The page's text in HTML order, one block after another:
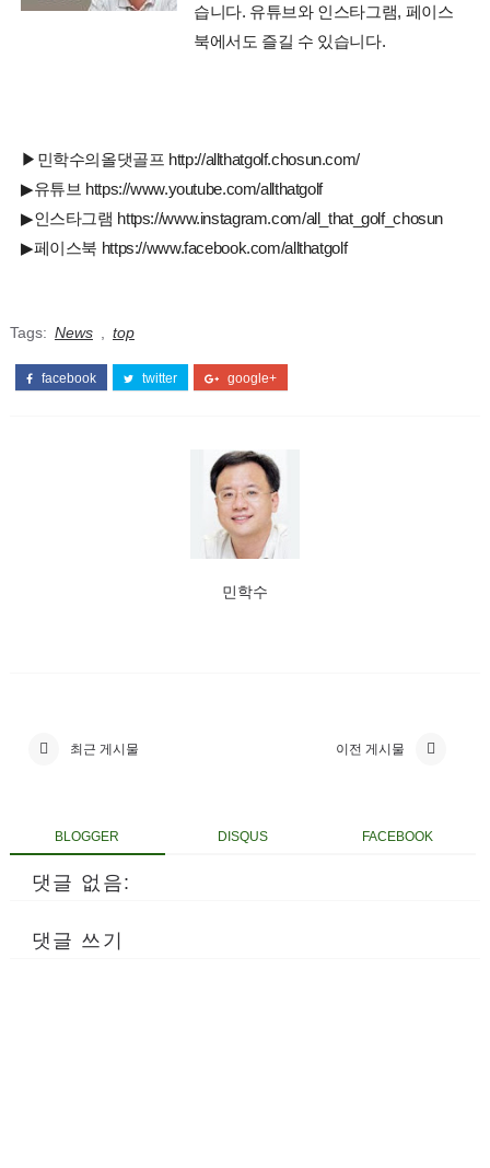
습니다. 유튜브와 인스타그램, 페이스
북에서도 즐길 수 있습니다.
▶민학수의올댓골프 http://allthatgolf.chosun.com/
▶유튜브 https://www.youtube.com/allthatgolf
▶인스타그램 https://www.instagram.com/all_that_golf_chosun
▶페이스북 https://www.facebook.com/allthatgolf
Tags: News top
facebook twitter google+
민학수
최근 게시물 이전 게시물
BLOGGER DISQUS FACEBOOK
댓글 없음:
댓글 쓰기